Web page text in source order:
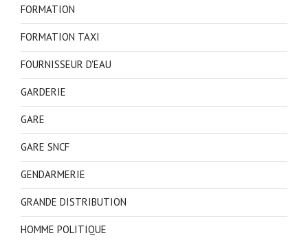
FORMATION
FORMATION TAXI
FOURNISSEUR D'EAU
GARDERIE
GARE
GARE SNCF
GENDARMERIE
GRANDE DISTRIBUTION
HOMME POLITIQUE